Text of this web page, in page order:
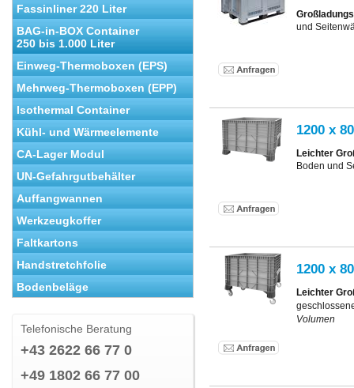
Fassinliner 220 Liter
BAG-in-BOX Container
250 bis 1.000 Liter
Einweg-Thermoboxen (EPS)
Mehrweg-Thermoboxen (EPP)
Isothermal Container
Kühl- und Wärmeelemente
CA-Lager Modul
UN-Gefahrgutbehälter
Auffangwannen
Werkzeugkoffer
Faltkartons
Handstretchfolie
Bodenbeläge
Telefonische Beratung
+43 2622 66 77 0
+49 1802 66 77 00
und
1200 x
Leichter
Boden und
1200 x
Leichter
Volumen